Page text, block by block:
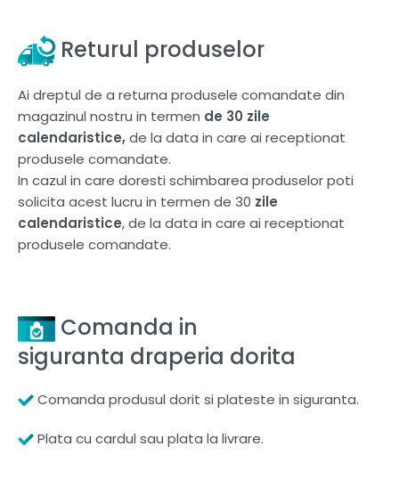
Returul produselor
Ai dreptul de a returna produsele comandate din
magazinul nostru in termen de 30 zile
calendaristice,de la data in care ai receptionat
produsele comandate.
In cazul in care doresti schimbarea produselor poti
solicita acest lucru in termen de 30 zile
calendaristice, de la data in care ai receptionat
produsele comandate.
Comanda in
siguranta draperia dorita
Comanda produsul dorit si plateste in siguranta.
Plata cu cardul sau plata la livrare.